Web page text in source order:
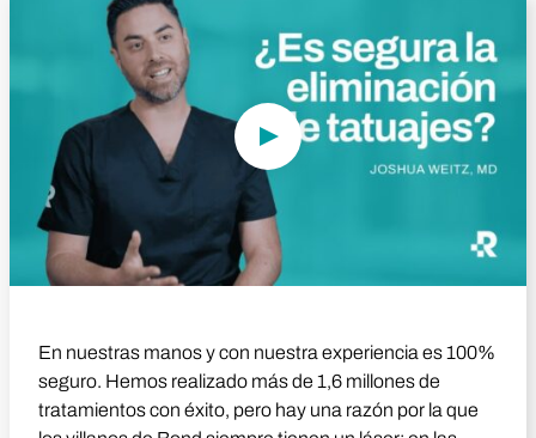
En nuestras manos y con nuestra experiencia es 100%
seguro. Hemos realizado más de 1,6 millones de
tratamientos con éxito, pero hay una razón por la que